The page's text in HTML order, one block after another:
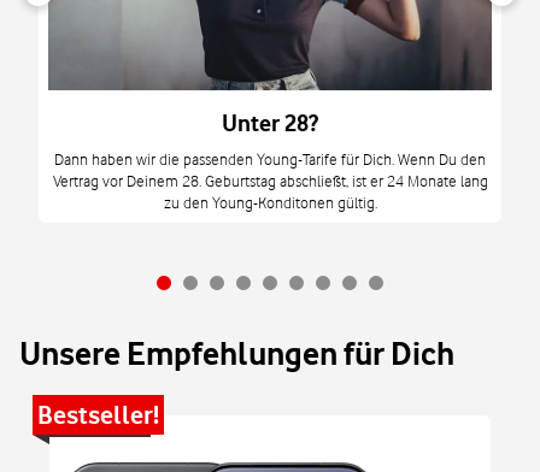
Unter 28?
Dann haben wir die passenden Young-Tarife für Dich. Wenn Du den
Vertrag vor Deinem 28. Geburtstag abschließt, ist er 24 Monate lang
zu den Young-Konditonen gültig.
Unsere Empfehlungen für Dich
Bestseller!